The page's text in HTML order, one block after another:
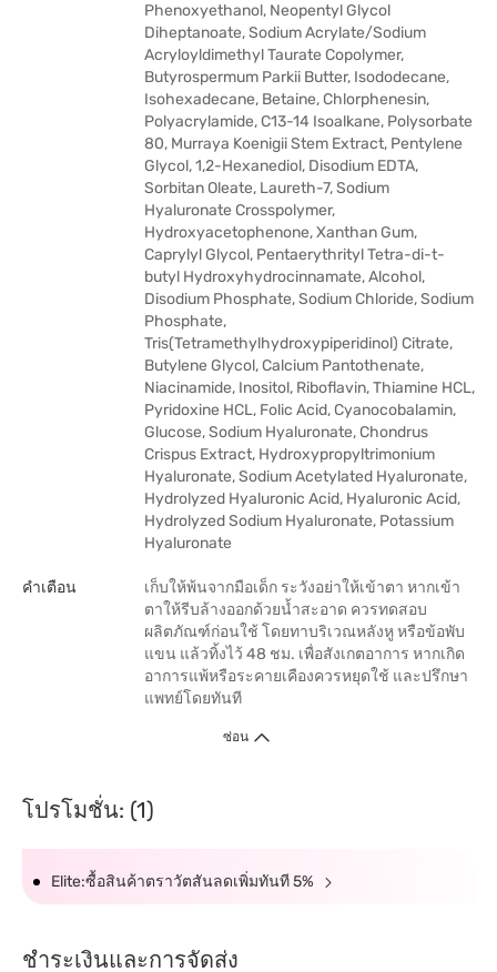
Phenoxyethanol, Neopentyl Glycol
Diheptanoate, Sodium Acrylate/Sodium
Acryloyldimethyl Taurate Copolymer,
Butyrospermum Parkii Butter, Isododecane,
Isohexadecane, Betaine, Chlorphenesin,
Polyacrylamide, C13-14 Isoalkane, Polysorbate
80, Murraya Koenigii Stem Extract, Pentylene
Glycol, 1,2-Hexanediol, Disodium EDTA,
Sorbitan Oleate, Laureth-7, Sodium
Hyaluronate Crosspolymer,
Hydroxyacetophenone, Xanthan Gum,
Caprylyl Glycol, Pentaerythrityl Tetra-di-t-
butyl Hydroxyhydrocinnamate, Alcohol,
Disodium Phosphate, Sodium Chloride, Sodium
Phosphate,
Tris(Tetramethylhydroxypiperidinol) Citrate,
Butylene Glycol, Calcium Pantothenate,
Niacinamide, Inositol, Riboflavin, Thiamine HCL,
Pyridoxine HCL, Folic Acid, Cyanocobalamin,
Glucose, Sodium Hyaluronate, Chondrus
Crispus Extract, Hydroxypropyltrimonium
Hyaluronate, Sodium Acetylated Hyaluronate,
Hydrolyzed Hyaluronic Acid, Hyaluronic Acid,
Hydrolyzed Sodium Hyaluronate, Potassium
Hyaluronate
คำเตือน
เก็บให้พ้นจากมือเด็ก ระวังอย่าให้เข้าตา หากเข้า
ตาให้รีบล้างออกด้วยน้ำสะอาด ควรทดสอบ
ผลิตภัณฑ์ก่อนใช้ โดยทาบริเวณหลังหู หรือข้อพับ
แขน แล้วทิ้งไว้ 48 ชม. เพื่อสังเกตอาการ หากเกิด
อาการแพ้หรือระคายเคืองควรหยุดใช้ และปรึกษา
แพทย์โดยทันที
ซ่อน
โปรโมชั่น: (1)
Elite:ซื้อสินค้าตราวัตสันลดเพิ่มทันที 5%
ชำระเงินและการจัดส่ง